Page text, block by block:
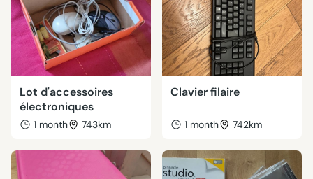
Lot d'accessoires
électroniques
1 month 743km
Clavier filaire
1 month 742km